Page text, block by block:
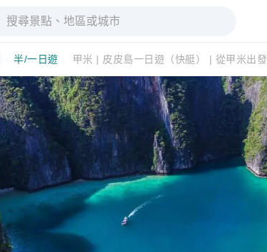
半/一日遊 甲米 | 皮皮島一日遊（快艇） | 從甲米出發